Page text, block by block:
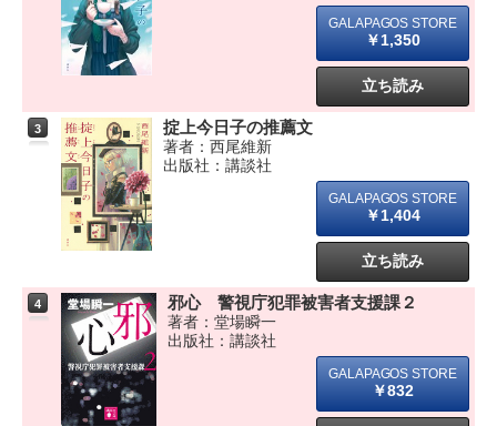
￥1,350
立ち読み
3 掟上今日子の推薦文
著者：西尾維新
出版社：講談社
￥1,404
立ち読み
4 邪心 警視庁犯罪被害者支援課２
著者：堂場瞬一
出版社：講談社
￥832